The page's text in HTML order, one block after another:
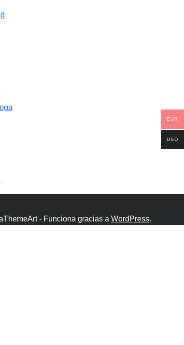
- Funciona gracias a WordPress.
EUR
USD